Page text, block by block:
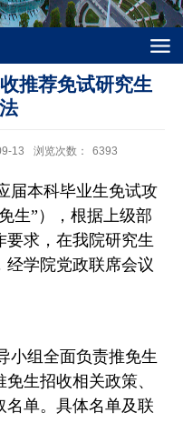
推荐免试研究生
13 浏览次数： 6393
届本科毕业生免试攻
生”） ，根据上级部
要求，在我院研究生
学院党政联席会议
小组全面负责推免生
免生招收相关政策、
名单。具体名单及联